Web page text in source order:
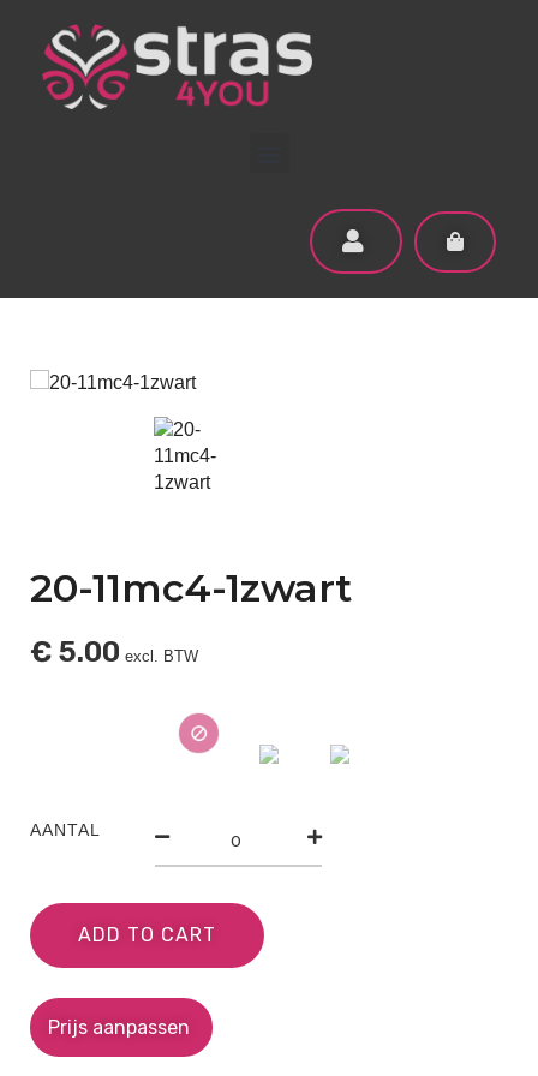
20-11mc4-1zwart
€ 5.00 excl. BTW
AANTAL
ADD TO CART
Prijs aanpassen